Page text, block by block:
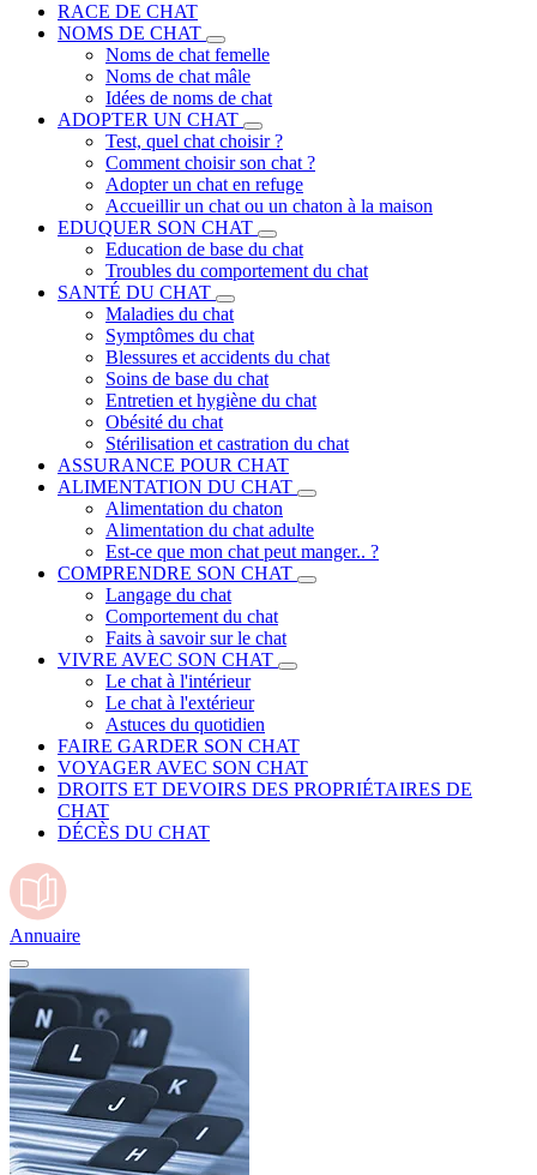
RACE DE CHAT
NOMS DE CHAT
Noms de chat femelle
Noms de chat mâle
Idées de noms de chat
ADOPTER UN CHAT
Test, quel chat choisir ?
Comment choisir son chat ?
Adopter un chat en refuge
Accueillir un chat ou un chaton à la maison
EDUQUER SON CHAT
Education de base du chat
Troubles du comportement du chat
SANTÉ DU CHAT
Maladies du chat
Symptômes du chat
Blessures et accidents du chat
Soins de base du chat
Entretien et hygiène du chat
Obésité du chat
Stérilisation et castration du chat
ASSURANCE POUR CHAT
ALIMENTATION DU CHAT
Alimentation du chaton
Alimentation du chat adulte
Est-ce que mon chat peut manger.. ?
COMPRENDRE SON CHAT
Langage du chat
Comportement du chat
Faits à savoir sur le chat
VIVRE AVEC SON CHAT
Le chat à l'intérieur
Le chat à l'extérieur
Astuces du quotidien
FAIRE GARDER SON CHAT
VOYAGER AVEC SON CHAT
DROITS ET DEVOIRS DES PROPRIÉTAIRES DE
CHAT
DÉCÈS DU CHAT
Annuaire